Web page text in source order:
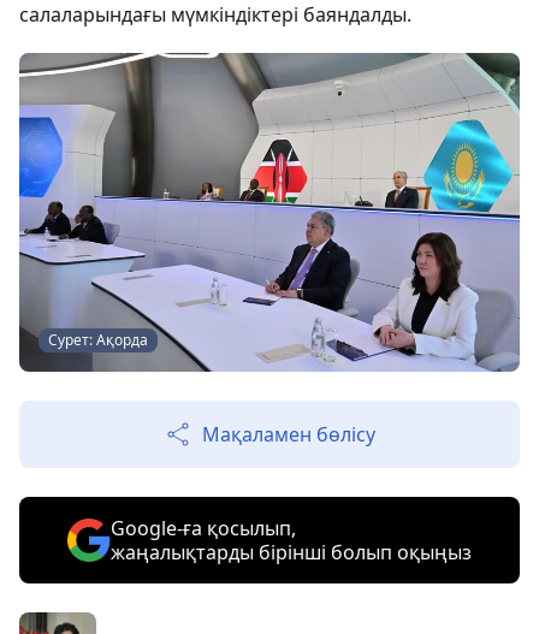
салаларындағы мүмкіндіктері баяндалды.
Сурет: Ақорда
Мақаламен бөлісу
Google-ға қосылып,
жаңалықтарды бірінші болып оқыңыз